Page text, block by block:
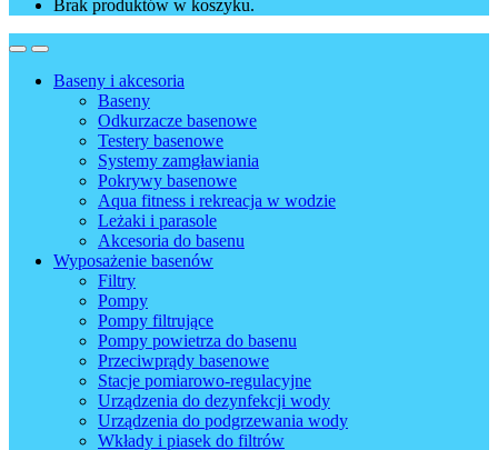
Brak produktów w koszyku.
Baseny i akcesoria
Baseny
Odkurzacze basenowe
Testery basenowe
Systemy zamgławiania
Pokrywy basenowe
Aqua fitness i rekreacja w wodzie
Leżaki i parasole
Akcesoria do basenu
Wyposażenie basenów
Filtry
Pompy
Pompy filtrujące
Pompy powietrza do basenu
Przeciwprądy basenowe
Stacje pomiarowo-regulacyjne
Urządzenia do dezynfekcji wody
Urządzenia do podgrzewania wody
Wkłady i piasek do filtrów